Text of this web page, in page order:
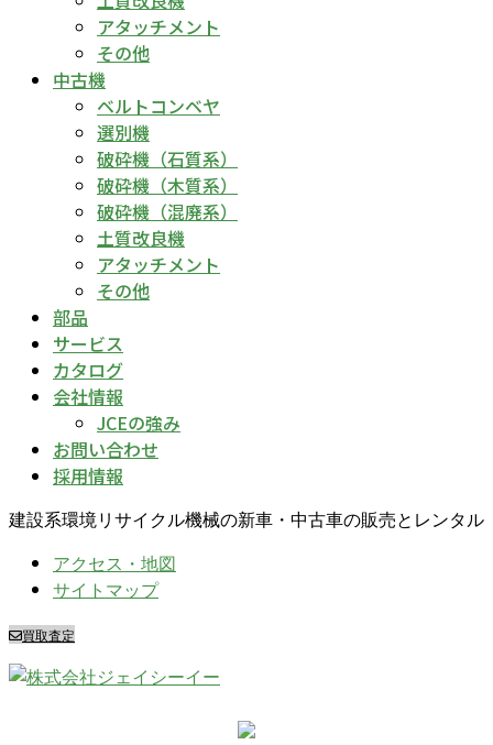
アタッチメント
その他
中古機
ベルトコンベヤ
選別機
破砕機（石質系）
破砕機（木質系）
破砕機（混廃系）
土質改良機
アタッチメント
その他
部品
サービス
カタログ
会社情報
JCEの強み
お問い合わせ
採用情報
建設系環境リサイクル機械の新車・中古車の販売とレンタル
アクセス・地図
サイトマップ
買取査定